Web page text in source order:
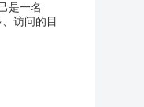
是一名
访问的目